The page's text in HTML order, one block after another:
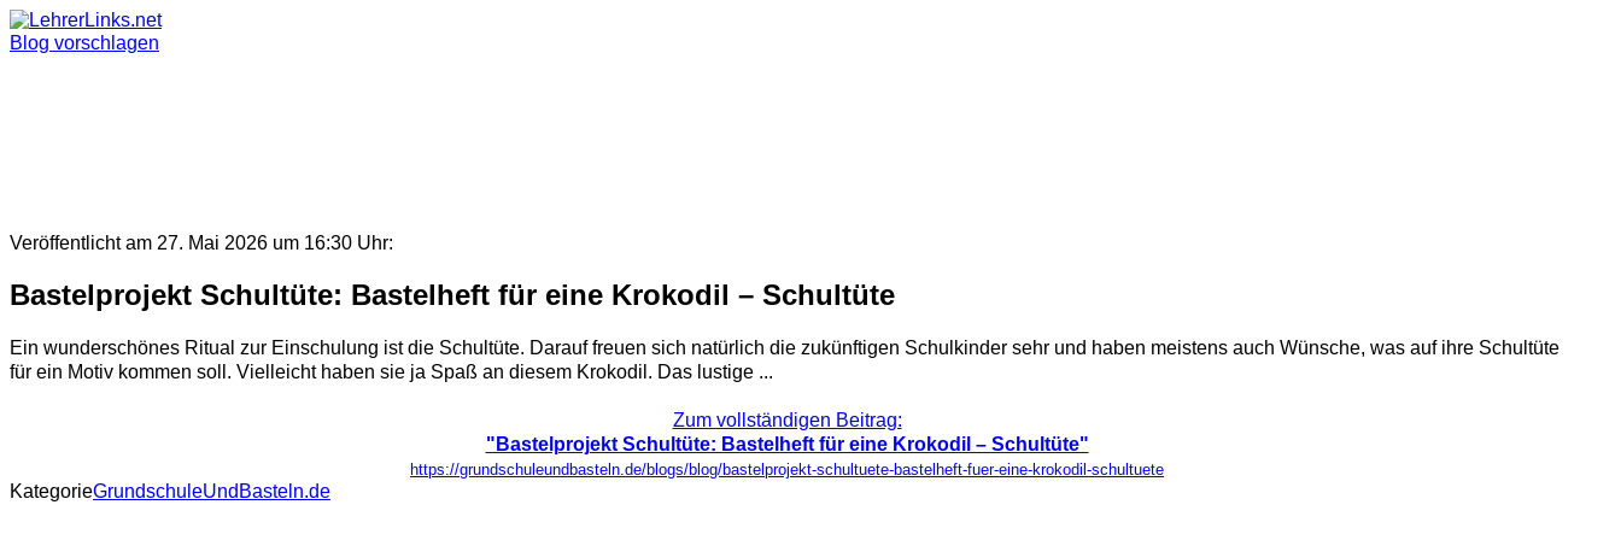
Skip
to
Blog vorschlagen
Veröffentlicht am 27. Mai 2026 um 16:30 Uhr:
Bastelprojekt Schultüte: Bastelheft für eine Krokodil – Schultüte
Ein wunderschönes Ritual zur Einschulung ist die Schultüte. Darauf freuen sich natürlich die zukünftigen Schulkinder sehr und haben meistens auch Wünsche, was auf ihre Schultüte
für ein Motiv kommen soll. Vielleicht haben sie ja Spaß an diesem Krokodil. Das lustige ...
Zum vollständigen Beitrag:
"Bastelprojekt Schultüte: Bastelheft für eine Krokodil – Schultüte"
https://grundschuleundbasteln.de/blogs/blog/bastelprojekt-schultuete-bastelheft-fuer-eine-krokodil-schultuete
KategorieGrundschuleUndBasteln.de